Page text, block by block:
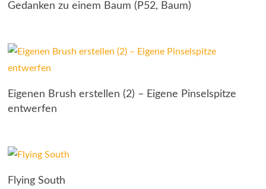
Gedanken zu einem Baum (P52, Baum)
Eigenen Brush erstellen (2) – Eigene Pinselspitze
entwerfen
Flying South